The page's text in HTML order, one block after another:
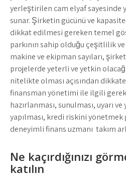
yerleştirilen cam elyaf sayesinde
sunar. Şirketin gücünü ve
dikkat edilmesi gereken temel
parkının sahip olduğu çeşitlilik
makine ve ekipman sayıları,
projelerde yeterli ve yetkin
nitelikte olması açısından
finansman yönetimi ile ilgili
hazırlanması, sunulması, uyarı
yapılması, kredi riskini
deneyimli finans uzmanı takım
Ne kaçırdığınızı
katılın